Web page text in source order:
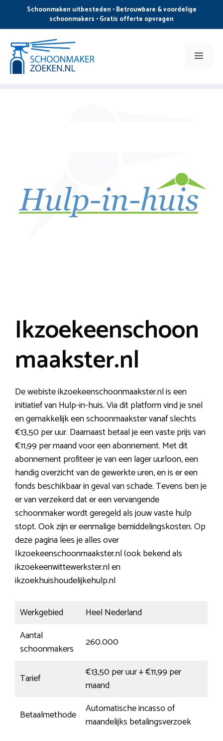
de
inhoud
Schoonmaken uitbesteden • Betrouwbare & voordelige
schoonmakers • Gratis offerte opvragen
Menu
Ikzoekeenschoon
maakster.nl
De webiste ikzoekeenschoonmaakster.nl is een
initiatief van Hulp-in-huis. Via dit platform vind je snel
en gemakkelijk een schoonmaakster vanaf slechts
€13,50 per uur. Daarnaast betaal je een vaste prijs van
€11,99 per maand voor een abonnement. Met dit
abonnement profiteer je van een lager uurloon, een
handig overzicht van de gewerkte uren, en is er een
fonds beschikbaar in geval van schade. Tevens ben je
er van verzekerd dat er een vervangende
schoonmaker wordt geregeld als jouw vaste hulp
stopt. Ook zijn er eenmalige bemiddelingskosten. Op
deze pagina lees je alles over
Ikzoekeenschoonmaakster.nl (ook bekend als
ikzoekeenwittewerkster.nl en
ikzoekhuishoudelijkehulp.nl
Werkgebied
Heel Nederland
Aantal
schoonmakers
260.000
Tarief
€13,50 per uur + €11,99 per
maand
Betaalmethode
Automatische incasso of
maandelijks betalingsverzoek